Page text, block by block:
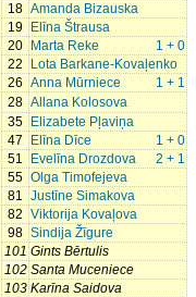
18 Amanda Bizauska
19
Elīna Štrausa
20
1 + 0
Marta Reke
22
Lota Barkane-Kovaļenko
26
1 + 1
Anna Mūrniece
28 Allana Kolosova
35
Elizabete Pļaviņa
47
1 + 0
Elīna Dīce
51
2 + 1
Evelīna Drozdova
55 Olga Timofejeva
81 Justīne Simakova
82 Viktorija Kovaļova
98 Sindija Žīgure
101 Gints Bērtulis
102 Santa Muceniece
103 Karīna Saidova